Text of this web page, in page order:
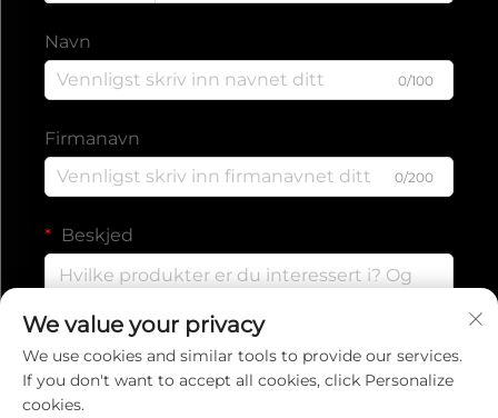
Navn
0/100
Firmanavn
0/200
Beskjed
We value your privacy
We use cookies and similar tools to provide our services.
If you don't want to accept all cookies, click Personalize
cookies.